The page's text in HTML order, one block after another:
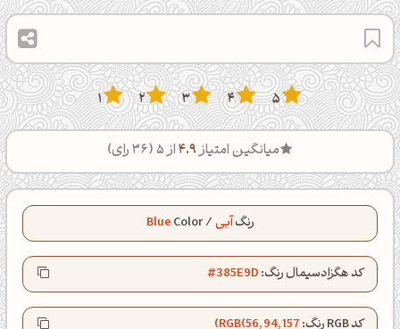
5
4
3
2
1
میانگین امتیاز4.9از 5 ( 36رای)
رنگآبی/
Color
Blue
کد هگزادسیمال رنگ:#385E9D